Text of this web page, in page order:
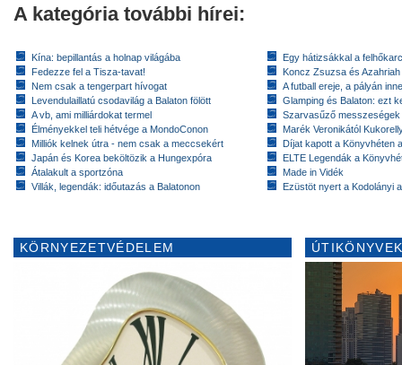
A kategória további hírei:
Kína: bepillantás a holnap világába
Fedezze fel a Tisza-tavat!
Nem csak a tengerpart hívogat
Levendulaillatú csodavilág a Balaton fölött
A vb, ami milliárdokat termel
Élményekkel teli hétvége a MondoConon
Milliók kelnek útra - nem csak a meccsekért
Japán és Korea beköltözik a Hungexpóra
Átalakult a sportzóna
Villák, legendák: időutazás a Balatonon
Egy hátizsákkal a
Koncz Zsuzsa és
A futball ereje, a pályán
Glamping és Balaton: ezt
Szarvasűző messzeségek
Marék Veronikától
Díjat kapott a Könyvhéten
ELTE Legendák a
Made in Vidék
Ezüstöt nyert a Kodolányi
KÖRNYEZETVÉDELEM